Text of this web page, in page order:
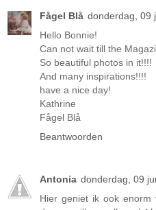
Fågel Blå donderdag, 09
Hello Bonnie!
Can not wait till the
So beautiful photos in it!!!!
And many inspirations!!!!
have a nice day!
Kathrine
Fågel Blå
Beantwoorden
Antonia donderdag, 09
Hier geniet ik ook